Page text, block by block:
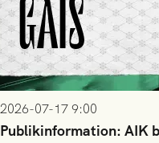
2026-07-17 9:00
Publikinformation: AIK